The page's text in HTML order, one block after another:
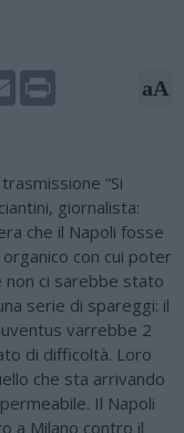
Email aA
“Si
giornalista:
che il Napoli fosse
con cui poter
non ci sarebbe stato
serie di spareggi: il
varrebbe 2
di difficoltà. Loro
che sta arrivando
Il Napoli
a Milano contro il